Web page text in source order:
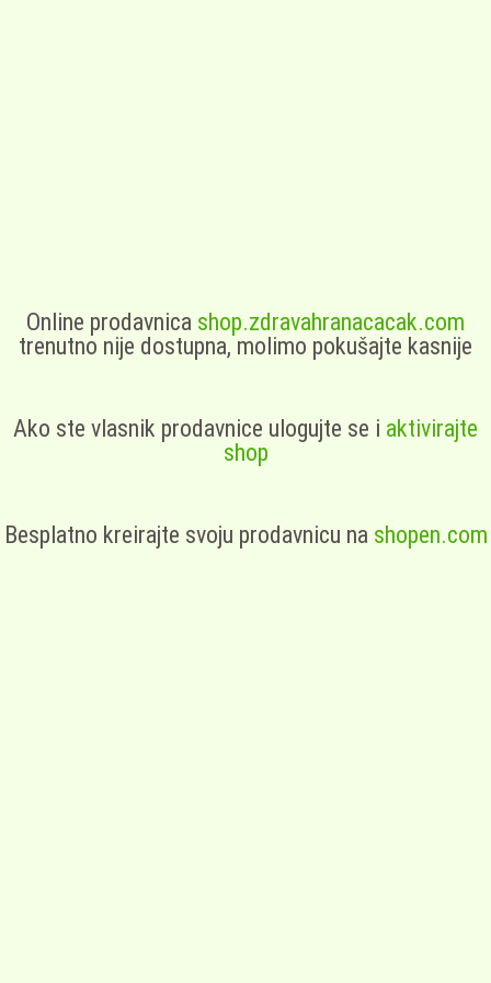
Online prodavnica shop.zdravahranacacak.com
trenutno nije dostupna, molimo pokušajte kasnije
Ako ste vlasnik prodavnice ulogujte se i aktivirajte
shop
Besplatno kreirajte svoju prodavnicu na shopen.com